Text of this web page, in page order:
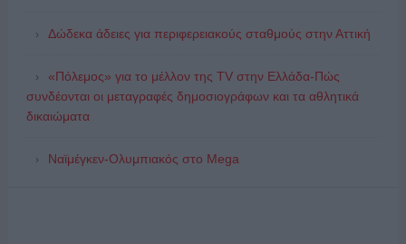
Δώδεκα άδειες για περιφερειακούς σταθμούς στην Αττική
«Πόλεμος» για το μέλλον της TV στην Ελλάδα-Πώς
συνδέονται οι μεταγραφές δημοσιογράφων και τα αθλητικά
δικαιώματα
Ναϊμέγκεν-Ολυμπιακός στο Mega